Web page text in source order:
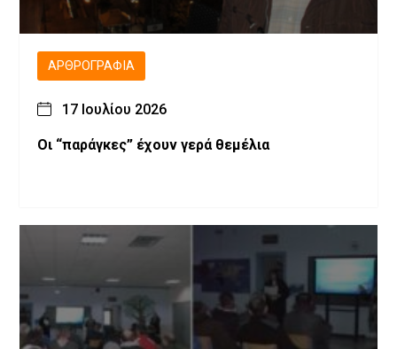
ΑΡΘΡΟΓΡΑΦΊΑ
17 Ιουλίου 2026
Οι “παράγκες” έχουν γερά θεμέλια